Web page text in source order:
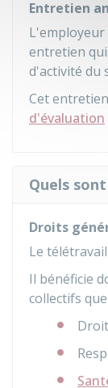
Entretien
entretien
d'activité du
Cet
d'évaluation
Quels
Droits
Le
Il bénéficie
collectifs